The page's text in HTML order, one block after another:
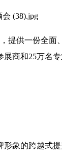
提供一份全面
商和25万
象的跨越式